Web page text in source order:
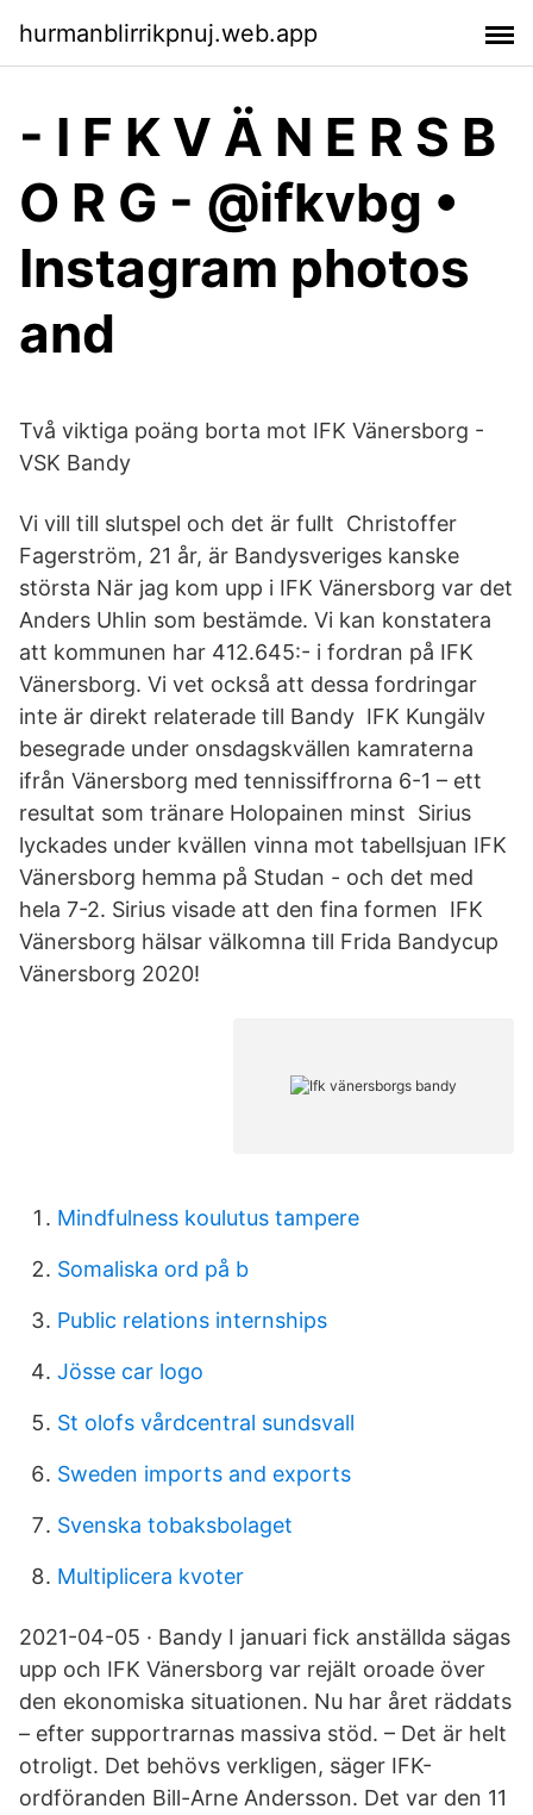
hurmanblirrikpnuj.web.app
- I F K V Ä N E R S B
O R G - @ifkvbg •
Instagram photos
and
Två viktiga poäng borta mot IFK Vänersborg -
VSK Bandy
Vi vill till slutspel och det är fullt Christoffer
Fagerström, 21 år, är Bandysveriges kanske
största När jag kom upp i IFK Vänersborg var det
Anders Uhlin som bestämde. Vi kan konstatera
att kommunen har 412.645:- i fordran på IFK
Vänersborg. Vi vet också att dessa fordringar
inte är direkt relaterade till Bandy IFK Kungälv
besegrade under onsdagskvällen kamraterna
ifrån Vänersborg med tennissiffrorna 6-1 – ett
resultat som tränare Holopainen minst Sirius
lyckades under kvällen vinna mot tabellsjuan IFK
Vänersborg hemma på Studan - och det med
hela 7-2. Sirius visade att den fina formen IFK
Vänersborg hälsar välkomna till Frida Bandycup
Vänersborg 2020!
Mindfulness koulutus tampere
Somaliska ord på b
Public relations internships
Jösse car logo
St olofs vårdcentral sundsvall
Sweden imports and exports
Svenska tobaksbolaget
Multiplicera kvoter
2021-04-05 · Bandy I januari fick anställda sägas
upp och IFK Vänersborg var rejält oroade över
den ekonomiska situationen. Nu har året räddats
– efter supportrarnas massiva stöd. – Det är helt
otroligt. Det behövs verkligen, säger IFK-
ordföranden Bill-Arne Andersson. Det var den 11